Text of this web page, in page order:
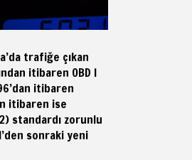
trafiğe çıkan
itibaren OBD I
itibaren
itibaren ise
standardı zorunlu
sonraki yeni